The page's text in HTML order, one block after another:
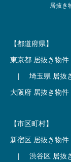
居抜き
【都道府県】
東京都 居抜き物件
|
埼玉県 居抜
大阪府 居抜き物件
【市区町村】
新宿区 居抜き物件
|
渋谷区 居抜